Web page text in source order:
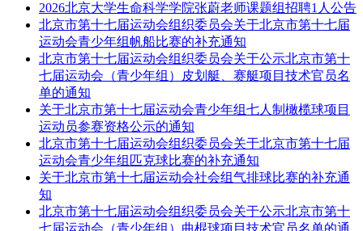
2026北京大学生命科学学院张蔚老师课题组招聘1人公告
北京市第十七届运动会组织委员会关于北京市第十七届
运动会青少年组帆船比赛的补充通知
北京市第十七届运动会组织委员会关于公示北京市第十
七届运动会（青少年组）皮划艇、赛艇项目技术官员名
单的通知
关于北京市第十七届运动会青少年组七人制橄榄球项目
运动员参赛资格公示的通知
北京市第十七届运动会组织委员会关于北京市第十七届
运动会青少年组匹克球比赛的补充通知
关于北京市第十七届运动会社会组气排球比赛的补充通
知
北京市第十七届运动会组织委员会关于公示北京市第十